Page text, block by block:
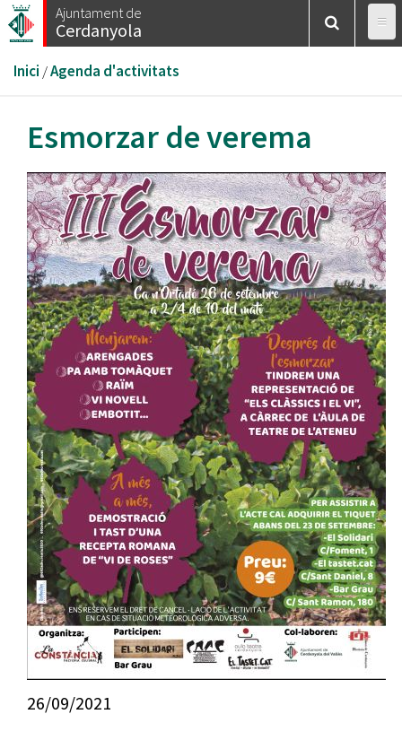
Vés
al
Ajuntament de
Cerdanyola
Esteu
aquí
Inici /Agenda d'activitats
Esmorzar de verema
26/09/2021